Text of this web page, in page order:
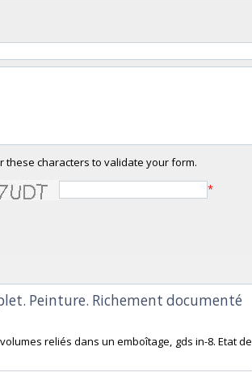
these characters to validate your form.
*
Peinture. Richement documenté
reliés dans un emboîtage, gds in-8. Etat de